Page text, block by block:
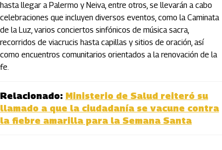
hasta llegar a Palermo y Neiva, entre otros, se llevarán a cabo
celebraciones que incluyen diversos eventos, como la Caminata
de la Luz, varios conciertos sinfónicos de música sacra,
recorridos de viacrucis hasta capillas y sitios de oración, así
como encuentros comunitarios orientados a la renovación de la
fe.
Relacionado: Ministerio de Salud reiteró su
llamado a que la ciudadanía se vacune contra
la fiebre amarilla para la Semana Santa